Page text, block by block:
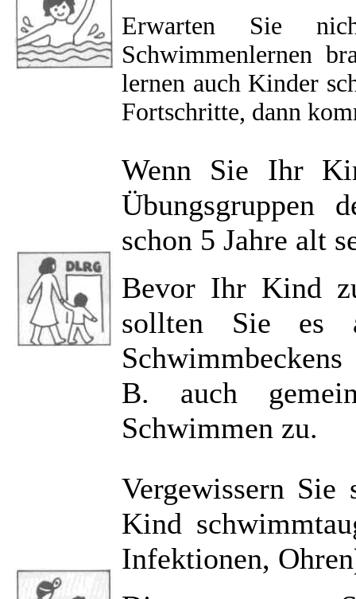
Erwarten Sie
Schwimmenlernen
lernen auch Kinder
Fortschritte, dann
Wenn Sie Ihr
Übungsgruppen
schon 5 Jahre alt
Bevor Ihr Kind
sollten Sie es
B. auch
Schwimmen zu.
Vergewissern
Kind
Infektionen,